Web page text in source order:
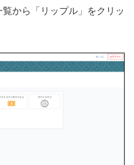
から「リップル」をクリッ